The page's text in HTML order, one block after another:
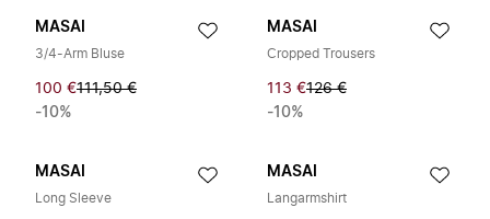
MASAI
3/4-Arm Bluse
100 €111,50 €
-10%
MASAI
Cropped Trousers
113 €126 €
-10%
MASAI
Long Sleeve
MASAI
Langarmshirt